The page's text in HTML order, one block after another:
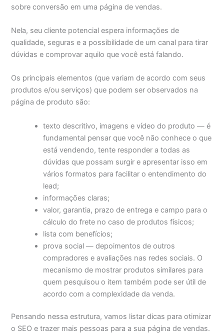
sobre conversão em uma página de vendas.
Nela, seu cliente potencial espera informações de
qualidade, seguras e a possibilidade de um canal para tirar
dúvidas e comprovar aquilo que você está falando.
Os principais elementos (que variam de acordo com seus
produtos e/ou serviços) que podem ser observados na
página de produto são:
texto descritivo, imagens e vídeo do produto — é
fundamental pensar que você não conhece o que
está vendendo, tente responder a todas as
dúvidas que possam surgir e apresentar isso em
vários formatos para facilitar o entendimento do
lead;
informações claras;
valor, garantia, prazo de entrega e campo para o
cálculo do frete no caso de produtos físicos;
lista com benefícios;
prova social — depoimentos de outros
compradores e avaliações nas redes sociais. O
mecanismo de mostrar produtos similares para
quem pesquisou o item também pode ser útil de
acordo com a complexidade da venda.
Pensando nessa estrutura, vamos listar dicas para otimizar
o SEO e trazer mais pessoas para a sua página de vendas.